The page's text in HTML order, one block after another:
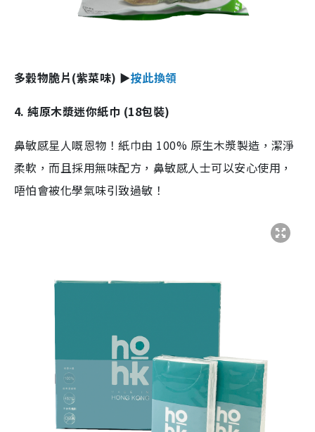
多穀物脆片(紫菜味) ►按此換領
4. 純原木漿迷你紙巾 (18包裝)
鼻敏感星人嘅恩物！紙巾由 100% 原生木漿製造，潔淨
柔軟，而且採用無味配方，鼻敏感人士可以安心使用，
唔怕會被化學氣味引致過敏！